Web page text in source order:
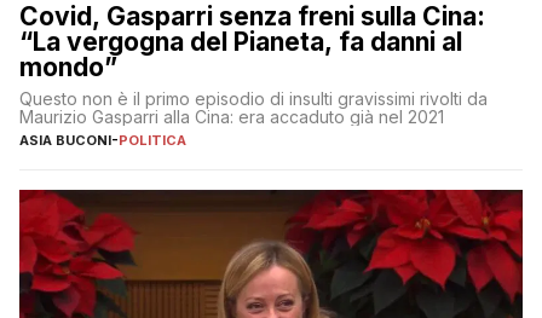
Covid, Gasparri senza freni sulla Cina:
“La vergogna del Pianeta, fa danni al
mondo”
Questo non è il primo episodio di insulti gravissimi rivolti da
Maurizio Gasparri alla Cina: era accaduto già nel 2021
ASIA BUCONI-POLITICA